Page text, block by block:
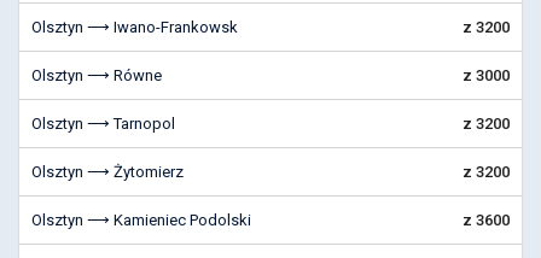
Olsztyn ⟶ Iwano-Frankowsk z 3200
Olsztyn ⟶ Równe z 3000
Olsztyn ⟶ Tarnopol z 3200
Olsztyn ⟶ Żytomierz z 3200
Olsztyn ⟶ Kamieniec Podolski z 3600